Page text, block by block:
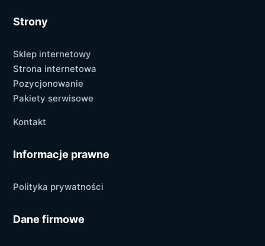
Strony
Sklep internetowy
Strona internetowa
Pozycjonowanie
Pakiety serwisowe
Kontakt
Informacje prawne
Polityka prywatności
Dane firmowe